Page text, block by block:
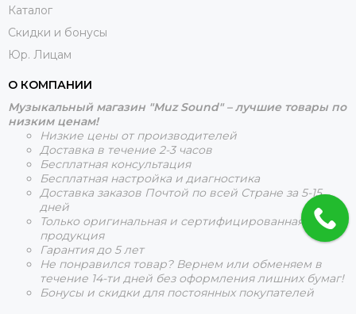
Каталог
Скидки и бонусы
Юр. Лицам
О КОМПАНИИ
Музыкальный магазин "Muz Sound" – лучшие товары по
низким ценам!
Низкие цены от производителей
Доставка в течение 2-3 часов
Бесплатная консультация
Бесплатная настройка и диагностика
Доставка заказов Почтой по всей Стране за 5-15
дней
Только оригинальная и сертифицированная
продукция
Гарантия до 5 лет
Не понравился товар? Вернем или обменяем в
течение 14-ти дней без оформления лишних бумаг!
Бонусы и скидки для постоянных покупателей